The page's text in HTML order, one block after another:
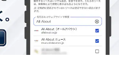
ナル駅の1つである大和八